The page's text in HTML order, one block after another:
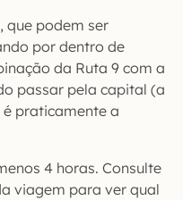
que podem ser
por dentro de
da Ruta 9 com a
passar pela capital (a
praticamente a
4 horas. Consulte
viagem para ver qual